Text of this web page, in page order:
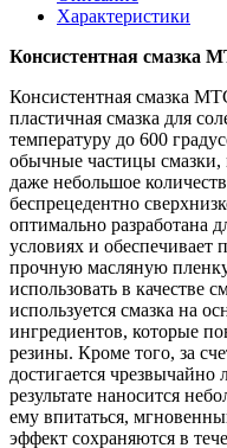
Характеристики
Консистентная смазка
Консистентная смазка
пластичная смазка для
температуру до 600
обычные частицы смазки,
даже небольшое
беспрецедентно
оптимально разработана
условиях и обеспечивает
прочную масляную
использовать в качестве
используется смазка на
ингредиентов, которые
резины. Кроме того, за
достигается чрезвычайно
результате наносится
ему впитаться,
эффект сохраняются в